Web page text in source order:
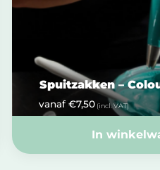
Spuitzakken –
vanaf €7,50(incl. VAT)
In